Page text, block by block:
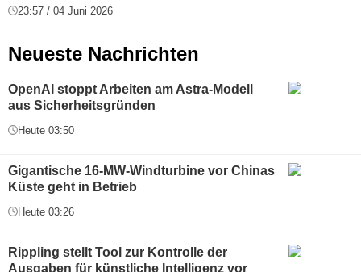
23:57 / 04 Juni 2026
Neueste Nachrichten
OpenAI stoppt Arbeiten am Astra-Modell
aus Sicherheitsgründen
Heute 03:50
Gigantische 16-MW-Windturbine vor Chinas
Küste geht in Betrieb
Heute 03:26
Rippling stellt Tool zur Kontrolle der
Ausgaben für künstliche Intelligenz vor